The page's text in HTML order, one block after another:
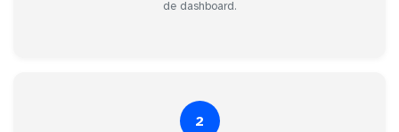
de dashboard.
2